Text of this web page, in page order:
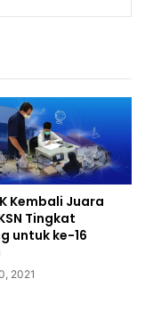
Kembali Juara
Tingkat
untuk ke-16
2021